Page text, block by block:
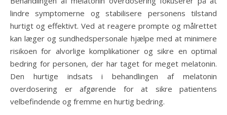
lindre symptomerne og stabilisere personens tilstand
hurtigt og effektivt. Ved at reagere prompte og målrettet
kan læger og sundhedspersonale hjælpe med at minimere
risikoen for alvorlige komplikationer og sikre en optimal
bedring for personen, der har taget for meget melatonin.
Den hurtige indsats i behandlingen af melatonin
overdosering er afgørende for at sikre patientens
velbefindende og fremme en hurtig bedring.